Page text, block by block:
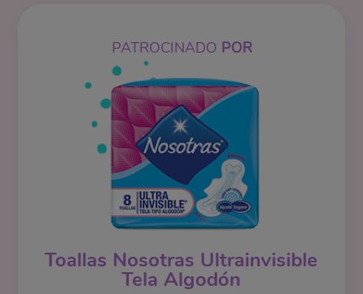
PATROCINADO POR
Toallas Nosotras Ultrainvisible
Tela Algodón